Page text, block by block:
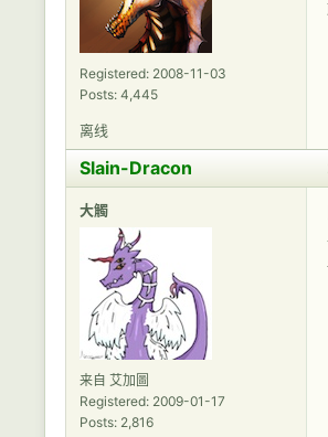
Registered: 2008-11-03
Posts: 4,445
离线
Slain-Dracon
大觸
来自 艾加圖
Registered: 2009-01-17
Posts: 2,816